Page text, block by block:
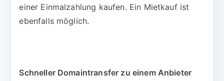
einer Einmalzahlung kaufen. Ein Mietkauf ist
ebenfalls möglich.
Schneller Domaintransfer zu einem Anbieter